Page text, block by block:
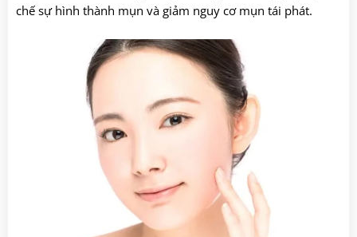
chế sự hình thành mụn và giảm nguy cơ mụn tái phát.